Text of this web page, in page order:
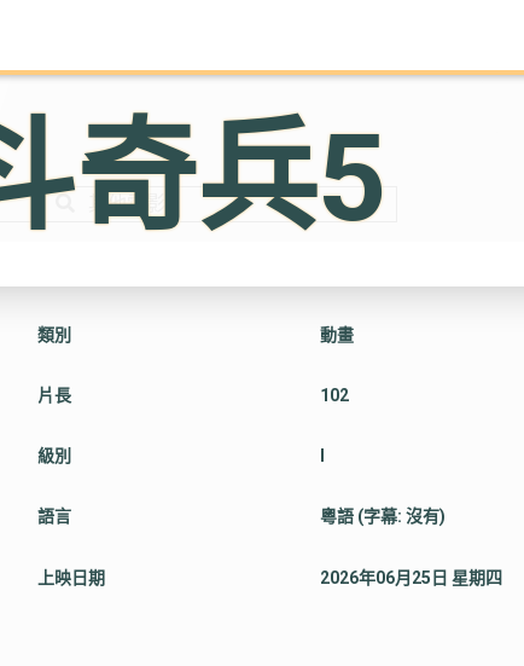
奇兵5
其他電影
類別 動畫
片長 102
級別
語言 粵語 (字幕: 沒有)
上映日期 2026年06月25日 星期四